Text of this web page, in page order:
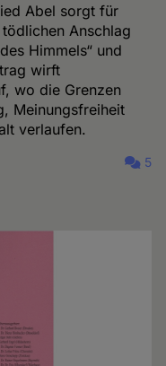
Abel sorgt für
Anschlag
Himmels“ und
wirft
wo die Grenzen
Meinungsfreiheit
verlaufen.
5